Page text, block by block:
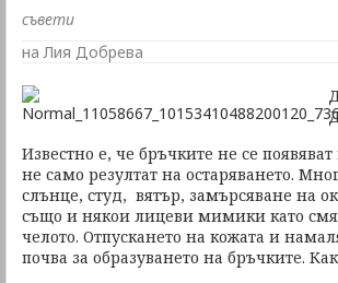
съвети
на Лия Добрева
Известно е, че бръчките не се
не само резултат на остаряването.
слънце, студ, вятър, замърсяване на
също и някои лицеви мимики като
челото. Отпускането на кожата и
почва за образуването на бръчките.